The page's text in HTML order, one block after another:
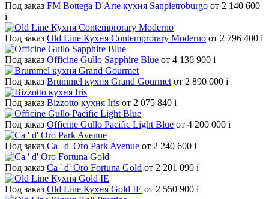
Под заказ FM Bottega D'Arte кухня Sanpietroburgo от 2 140 600
i
Под заказ Old Line Кухня Contemprorary Moderno от 2 796 400 i
Под заказ Officine Gullo Sapphire Blue от 4 136 900 i
Под заказ Brummel кухня Grand Gourmet от 2 890 000 i
Под заказ Bizzotto кухня Iris от 2 075 840 i
Под заказ Officine Gullo Pacific Light Blue от 4 200 000 i
Под заказ Ca ' d' Oro Park Avenue от 2 240 600 i
Под заказ Ca ' d' Oro Fortuna Gold от 2 201 090 i
Под заказ Old Line Кухня Gold IE от 2 550 900 i